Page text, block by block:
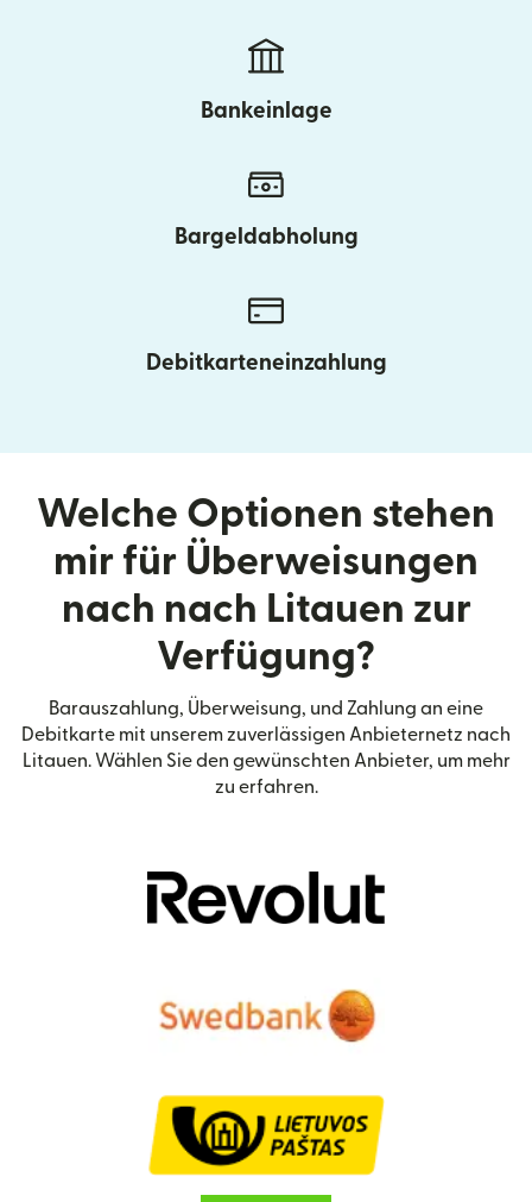
Bankeinlage
Bargeldabholung
Debitkarteneinzahlung
Welche Optionen stehen
mir für Überweisungen
nach nach Litauen zur
Verfügung?
Barauszahlung, Überweisung, und Zahlung an eine
Debitkarte mit unserem zuverlässigen Anbieternetz nach
Litauen. Wählen Sie den gewünschten Anbieter, um mehr
zu erfahren.